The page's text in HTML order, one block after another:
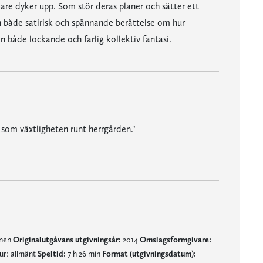
dyker upp. Som stör deras planer och sätter ett
satirisk och spännande berättelse om hur
både lockande och farlig kollektiv fantasi.
växtligheten runt herrgården."
Originalutgåvans utgivningsår: 2014 Omslagsformgivare:
allmäntSpeltid: 7 h 26 min Format (utgivningsdatum):